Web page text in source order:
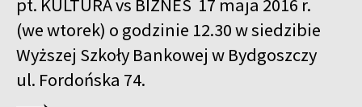
pt. KULTURA vs BIZNES 17 maja 2016 r.
(we wtorek) o godzinie 12.30 w siedzibie
Wyższej Szkoły Bankowej w Bydgoszczy
ul. Fordońska 74.